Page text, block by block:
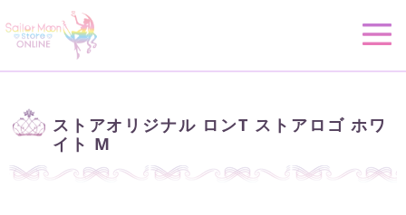
ストアオリジナル ロンT ストアロゴ ホワ
イト M